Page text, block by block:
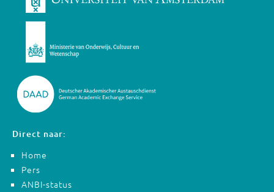
Direct naar:
Home
Pers
ANBI-status